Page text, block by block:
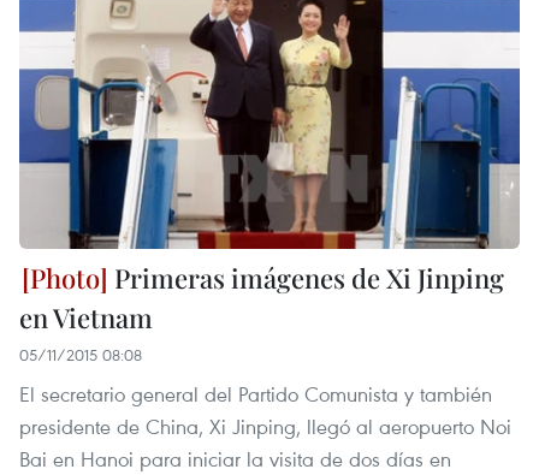
Primeras imágenes de Xi Jinping
en Vietnam
05/11/2015 08:08
El secretario general del Partido Comunista y también
presidente de China, Xi Jinping, llegó al aeropuerto Noi
Bai en Hanoi para iniciar la visita de dos días en